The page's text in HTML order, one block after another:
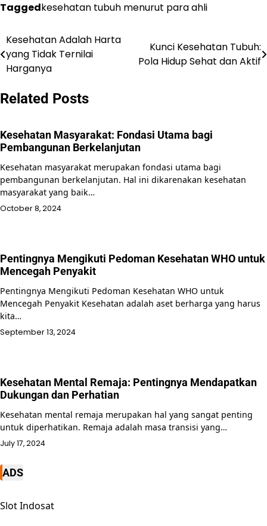
Taggedkesehatan tubuh menurut para ahli
Post
navigation
Kesehatan Adalah Harta
yang Tidak Ternilai
Harganya
Kunci Kesehatan Tubuh:
Pola Hidup Sehat dan Aktif
Related Posts
Kesehatan Masyarakat: Fondasi Utama bagi
Pembangunan Berkelanjutan
Kesehatan masyarakat merupakan fondasi utama bagi
pembangunan berkelanjutan. Hal ini dikarenakan kesehatan
masyarakat yang baik…
October 8, 2024
Pentingnya Mengikuti Pedoman Kesehatan WHO untuk
Mencegah Penyakit
Pentingnya Mengikuti Pedoman Kesehatan WHO untuk
Mencegah Penyakit Kesehatan adalah aset berharga yang harus
kita…
September 13, 2024
Kesehatan Mental Remaja: Pentingnya Mendapatkan
Dukungan dan Perhatian
Kesehatan mental remaja merupakan hal yang sangat penting
untuk diperhatikan. Remaja adalah masa transisi yang…
July 17, 2024
ADS
Slot Indosat